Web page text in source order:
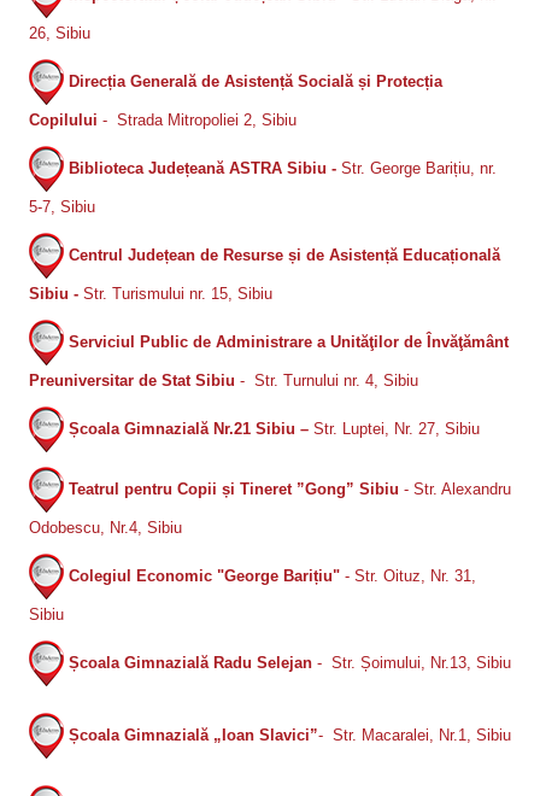
Despre Rețeaua EduAcces
Membri Rețea EduAcces
Listă de oportunități/ surse de finanţare
Listă parteneri din rețeaua EduAcces
Activități în rețeaua EduAcces
Planificare activități
Testimoniale
Bune practici
CONTACT
26, Sibiu
Direcția Generală de Asistență Socială și Protecția
Copilului - Strada Mitropoliei 2, Sibiu
Biblioteca Județeană ASTRA Sibiu - Str. George Barițiu, nr.
5-7, Sibiu
Centrul Județean de Resurse și de Asistență Educațională
Sibiu - Str. Turismului nr. 15, Sibiu
Serviciul Public de Administrare a Unităţilor de Învăţământ
Preuniversitar de Stat Sibiu - Str. Turnului nr. 4, Sibiu
Școala Gimnazială Nr.21 Sibiu – Str. Luptei, Nr. 27, Sibiu
Teatrul pentru Copii și Tineret ”Gong” Sibiu - Str. Alexandru
Odobescu, Nr.4, Sibiu
Colegiul Economic "George Barițiu" - Str. Oituz, Nr. 31,
Sibiu
Școala Gimnazială Radu Selejan - Str. Șoimului, Nr.13, Sibiu
Școala Gimnazială „Ioan Slavici”- Str. Macaralei, Nr.1, Sibiu